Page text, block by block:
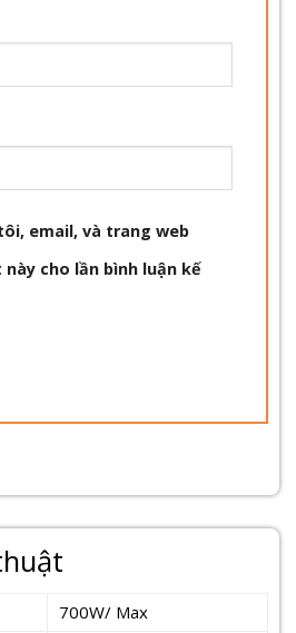
email, và trang web
cho lần bình luận kế
700W/ Max